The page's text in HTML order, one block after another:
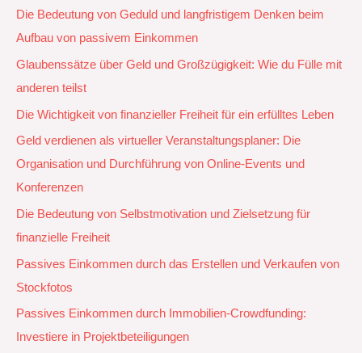
Die Bedeutung von Geduld und langfristigem Denken beim
Aufbau von passivem Einkommen
Glaubenssätze über Geld und Großzügigkeit: Wie du Fülle mit
anderen teilst
Die Wichtigkeit von finanzieller Freiheit für ein erfülltes Leben
Geld verdienen als virtueller Veranstaltungsplaner: Die
Organisation und Durchführung von Online-Events und
Konferenzen
Die Bedeutung von Selbstmotivation und Zielsetzung für
finanzielle Freiheit
Passives Einkommen durch das Erstellen und Verkaufen von
Stockfotos
Passives Einkommen durch Immobilien-Crowdfunding:
Investiere in Projektbeteiligungen